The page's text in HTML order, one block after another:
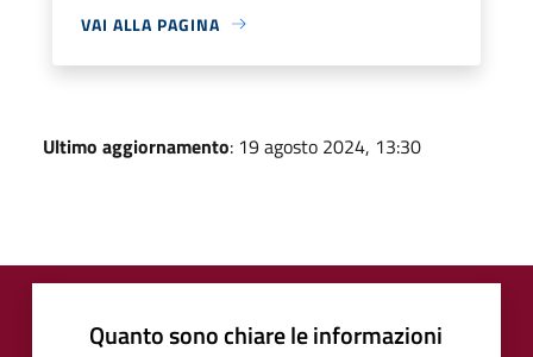
VAI ALLA PAGINA
Ultimo aggiornamento: 19 agosto 2024, 13:30
Quanto sono chiare le informazioni